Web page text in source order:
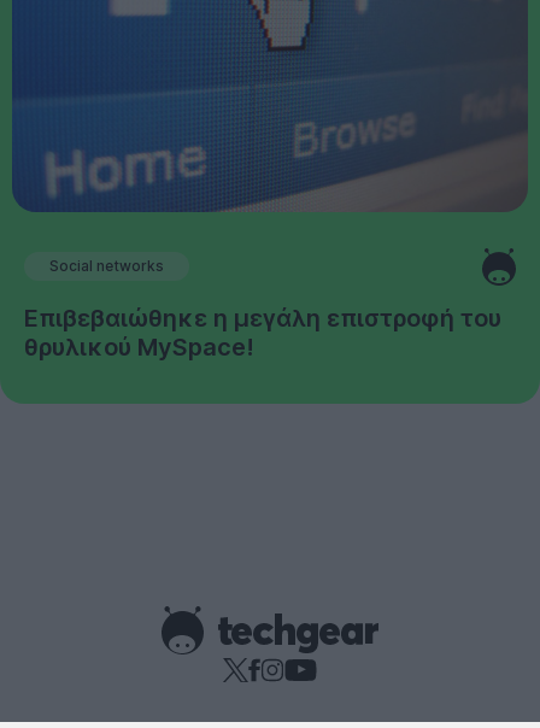
Social networks
Επιβεβαιώθηκε η μεγάλη επιστροφή του
θρυλικού MySpace!